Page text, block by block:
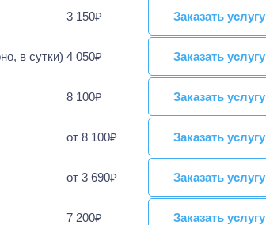
3 150₽ Заказать услугу
Заказать услугу
в сутки) 4 050₽ Заказать услугу
Заказать услугу
8 100₽ Заказать услугу
Заказать услугу
от 8 100₽ Заказать услугу
Заказать услугу
от 3 690₽ Заказать услугу
Заказать услугу
7 200₽ Заказать услугу
Заказать услугу